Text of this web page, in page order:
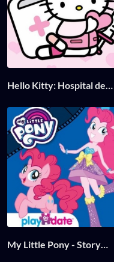
Hello Kitty: Hospital de
My Little Pony - Story